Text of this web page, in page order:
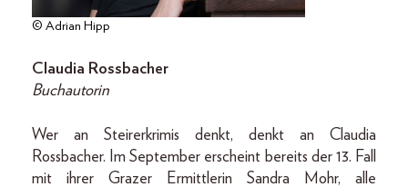
© Adrian Hipp
Claudia Rossbacher
Buchautorin
Wer an Steirerkrimis denkt, denkt an Claudia
Rossbacher. Im September erscheint bereits der 13. Fall
mit ihrer Grazer Ermittlerin Sandra Mohr, alle